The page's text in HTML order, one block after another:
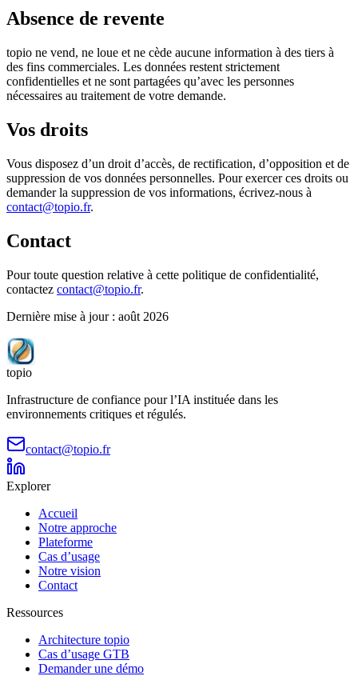
Absence de revente
topio ne vend, ne loue et ne cède aucune information à des tiers à
des fins commerciales. Les données restent strictement
confidentielles et ne sont partagées qu’avec les personnes
nécessaires au traitement de votre demande.
Vos droits
Vous disposez d’un droit d’accès, de rectification, d’opposition et de
suppression de vos données personnelles. Pour exercer ces droits ou
demander la suppression de vos informations, écrivez-nous à
contact@topio.fr.
Contact
Pour toute question relative à cette politique de confidentialité,
contactez contact@topio.fr.
Dernière mise à jour : août 2026
topio
Infrastructure de confiance pour l’IA instituée dans les
environnements critiques et régulés.
contact@topio.fr
Explorer
Accueil
Notre approche
Plateforme
Cas d’usage
Notre vision
Contact
Ressources
Architecture topio
Cas d’usage GTB
Demander une démo